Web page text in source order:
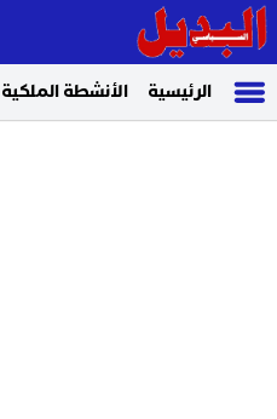
الرئيسية الأنشطة الملكية